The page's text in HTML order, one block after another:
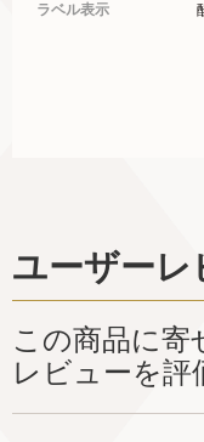
ラベル表示
ユーザーレ
この商品に
レビューを評